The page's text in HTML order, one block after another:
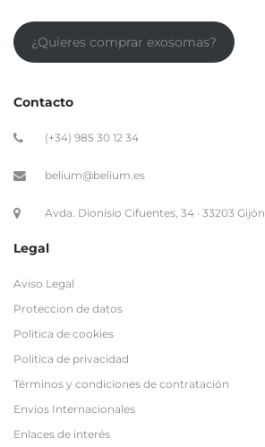
¿Quieres comprar exosomas?
Contacto
(+34) 985 30 12 34
belium@belium.es
Avda. Dionisio Cifuentes, 34 · 33203 Gijón
Legal
Aviso Legal
Proteccion de datos
Politica de cookies
Politica de privacidad
Términos y condiciones de contratación
Envios Internacionales
Enlaces de interés